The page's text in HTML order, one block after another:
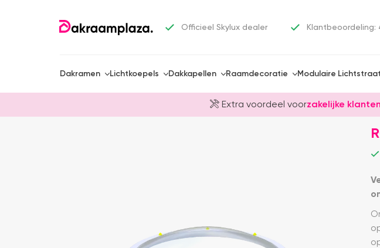
Officieel Skylux dealer Klantbeoordeling:
Dakramen Lichtkoepels Dakkapellen Raamdecoratie Modulaire Lichtstraat
Extra voordeel voorzakelijke klanten